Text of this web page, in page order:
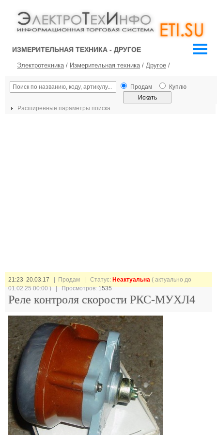
ИЗМЕРИТЕЛЬНАЯ ТЕХНИКА - ДРУГОЕ
Электротехника/ Измерительная техника/ Другое /
Продам Куплю
Расширенные параметры поиска
21:23 20.03.17 | Продам | Статус: Неактуальна ( актуально до
01.02.25 00:00 ) | Просмотров:1535
Реле контроля скорости РКС-МУХЛ4